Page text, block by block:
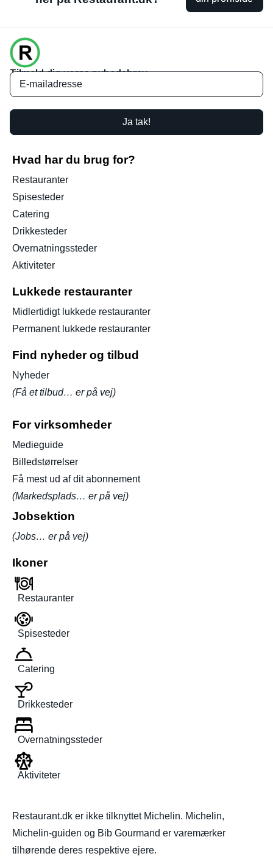
Tilmeld dig vores nyhedsbrev
Ja tak!
Hvad har du brug for?
Restauranter
Spisesteder
Catering
Drikkesteder
Overnatningssteder
Aktiviteter
Lukkede restauranter
Midlertidigt lukkede restauranter
Permanent lukkede restauranter
Find nyheder og tilbud
Nyheder
(Få et tilbud… er på vej)
For virksomheder
Medieguide
Billedstørrelser
Få mest ud af dit abonnement
(Markedsplads… er på vej)
Jobsektion
(Jobs… er på vej)
Ikoner
Restauranter
Spisesteder
Catering
Drikkesteder
Overnatningssteder
Aktiviteter
Restaurant.dk er ikke tilknyttet Michelin. Michelin,
Michelin-guiden og Bib Gourmand er varemærker
tilhørende deres respektive ejere.